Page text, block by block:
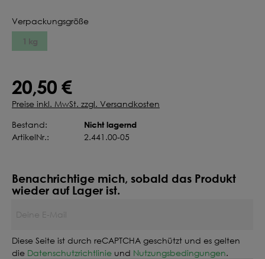
Verpackungsgröße
1 kg
20,50 €
Preise inkl. MwSt. zzgl. Versandkosten
Bestand:
Nicht lagernd
ArtikelNr.: 2.441.00-05
Benachrichtige mich, sobald das Produkt
wieder auf Lager ist.
Diese Seite ist durch reCAPTCHA geschützt und es gelten
die Datenschutzrichtlinie und Nutzungsbedingungen.